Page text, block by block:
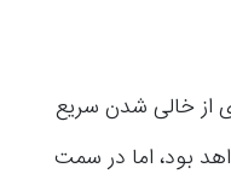
از خالی شدن سریع
بود، اما در سمت